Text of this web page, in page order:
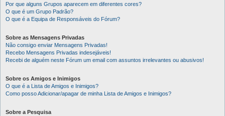
Por que alguns Grupos aparecem em diferentes cores?
O que é um Grupo Padrão?
O que é a Equipa de Responsáveis do Fórum?
Sobre as Mensagens Privadas
Não consigo enviar Mensagens Privadas!
Recebo Mensagens Privadas indesejáveis!
Recebi de alguém neste Fórum um email com assuntos irrelevantes ou abusivos!
Sobre os Amigos e Inimigos
O que é a Lista de Amigos e Inimigos?
Como posso Adicionar/apagar de minha Lista de Amigos e Inimigos?
Sobre a Pesquisa